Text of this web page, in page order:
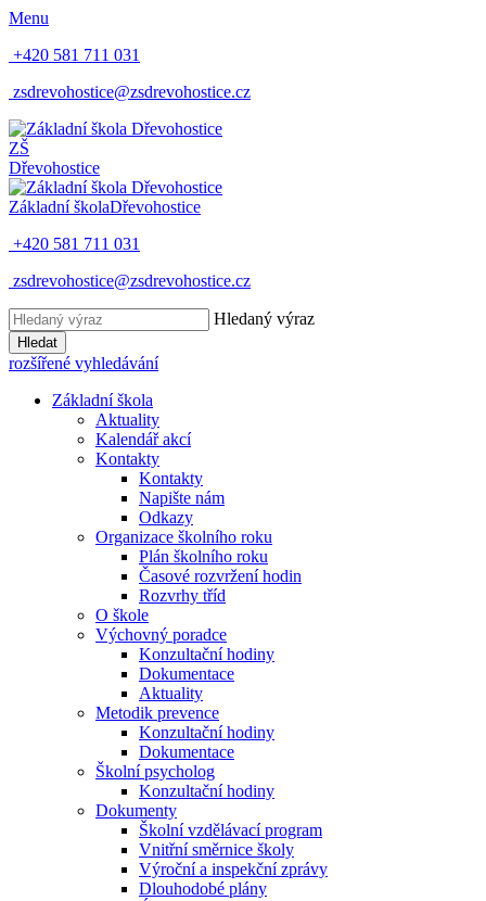
Menu
+420 581 711 031
zsdrevohostice@zsdrevohostice.cz
ZŠ
Dřevohostice
Základní školaDřevohostice
+420 581 711 031
zsdrevohostice@zsdrevohostice.cz
Hledaný výraz
Hledat
rozšířené vyhledávání
Základní škola
Aktuality
Kalendář akcí
Kontakty
Kontakty
Napište nám
Odkazy
Organizace školního roku
Plán školního roku
Časové rozvržení hodin
Rozvrhy tříd
O škole
Výchovný poradce
Konzultační hodiny
Dokumentace
Aktuality
Metodik prevence
Konzultační hodiny
Dokumentace
Školní psycholog
Konzultační hodiny
Dokumenty
Školní vzdělávací program
Vnitřní směrnice školy
Výroční a inspekční zprávy
Dlouhodobé plány